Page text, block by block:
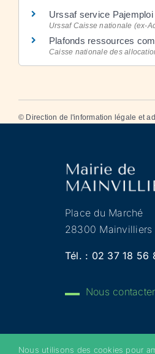
Urssaf service Pajemploi
Urssaf Caisse nationale (ex-
Plafonds ressources
Caisse nationale des
© Direction de l'information légale et
Place du Marché
28300 Mainvilliers
Tél. : 02 37 18 56
Nous contacter
Nous utilisons des cookies pour